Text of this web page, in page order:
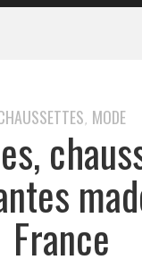
, MODE
France